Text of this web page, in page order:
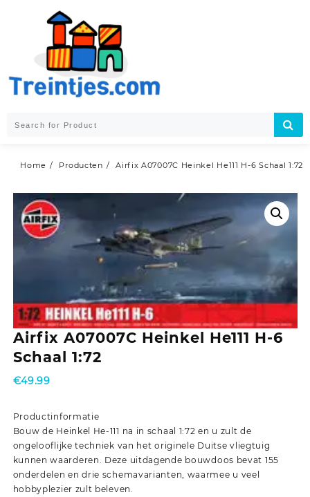
Home Producten Airfix A07007C Heinkel He111 H-6 Schaal 1:72
Airfix A07007C Heinkel He111 H-6
Schaal 1:72
€49.99
Productinformatie
Bouw de Heinkel He-111 na in schaal 1:72 en u zult de
ongelooflijke techniek van het originele Duitse vliegtuig
kunnen waarderen. Deze uitdagende bouwdoos bevat 155
onderdelen en drie schemavarianten, waarmee u veel
hobbyplezier zult beleven.